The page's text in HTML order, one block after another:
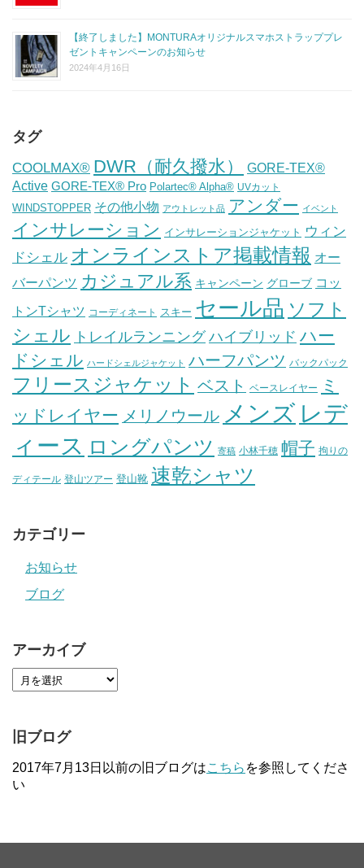
【終了しました】MONTURAオリジナルスマホストラッププレ
ゼントキャンペーンのお知らせ
2024年4月16日
タグ
COOLMAX® DWR（耐久撥水）
GORE-TEX®
Active GORE-TEX® Pro Polartec® Alpha® UVカット
WINDSTOPPER その他小物 アウトレット品 アンダー イベント
インサレーション インサレーションジャケット ウィン
ドシェル オンラインストア掲載情報 オー
バーパンツ カジュアル系 キャンペーン グローブ コッ
トンTシャツ コーディネート スキー セール品 ソフト
シェル トレイルランニング ハイブリッド ハー
ドシェル ハードシェルジャケット ハーフパンツ バックパック
フリースジャケット ベスト ベースレイヤー
ミ
ッドレイヤー メリノウール メンズ レデ
ィース ロングパンツ 寄稿 小林千穂 帽子 拘りの
ディテール 登山ツアー 登山靴 速乾シャツ
カテゴリー
お知らせ
ブログ
アーカイブ
旧ブログ
2017年7月13日以前の旧ブログはこちら を参照してくださ
い